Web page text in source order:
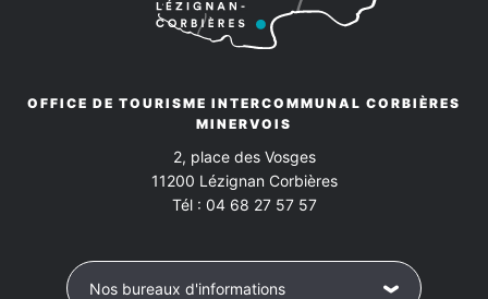
OFFICE DE TOURISME INTERCOMMUNAL CORBIÈRES
MINERVOIS
2, place des Vosges
11200 Lézignan Corbières
Tél : 04 68 27 57 57
Nos bureaux d'informations